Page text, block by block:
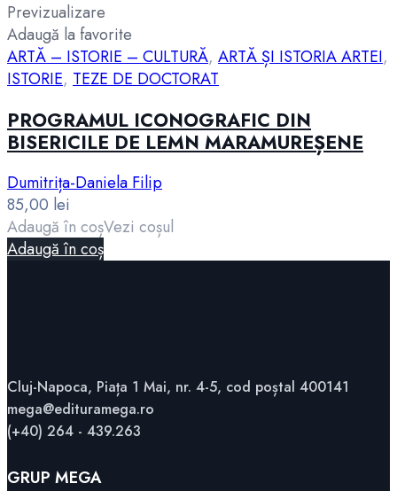
Previzualizare
Adaugă la favorite
ARTĂ – ISTORIE – CULTURĂ, ARTĂ ȘI ISTORIA ARTEI,
ISTORIE, TEZE DE DOCTORAT
PROGRAMUL ICONOGRAFIC DIN
BISERICILE DE LEMN MARAMUREȘENE
Dumitrița-Daniela Filip
85,00 lei
Adaugă în coșVezi coșul
Adaugă în coș
Cluj-Napoca, Piața 1 Mai, nr. 4-5, cod poștal 400141
mega@edituramega.ro
(+40) 264 - 439.263
GRUP MEGA